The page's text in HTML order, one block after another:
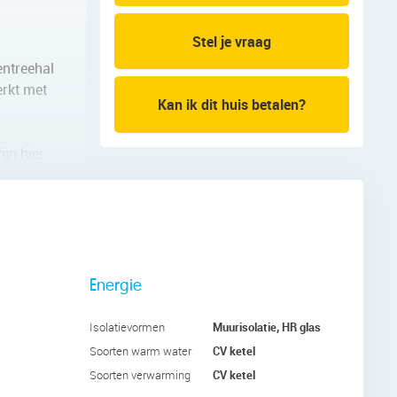
met
hier
De
te
Stel je vraag
Kan ik dit huis betalen?
Energie
Isolatievormen Muurisolatie, HR glas
Soorten warm water CV ketel
Soorten verwarming CV ketel